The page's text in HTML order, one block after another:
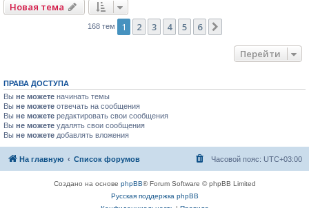
Новая тема
168 тем 1 2 3 4 5 6
Перейти
ПРАВА ДОСТУПА
Вы не можете начинать темы
Вы не можете отвечать на сообщения
Вы не можете редактировать свои сообщения
Вы не можете удалять свои сообщения
Вы не можете добавлять вложения
На главную Список форумов Часовой пояс: UTC+03:00
Создано на основе phpBB® Forum Software © phpBB Limited
Русская поддержка phpBB